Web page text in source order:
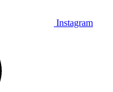
Instagram